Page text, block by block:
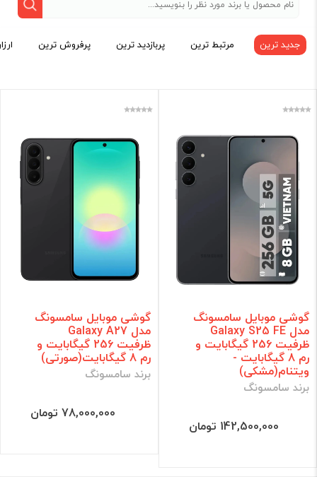
دسته بندی
کارت حافظه 💾
جاسویچی 🔑
شارژر 🔌
هدست🎧
ساعت هوشمند ⌚
گارد 📱
برند
فقط کالاهای موجود
جدید ترین مرتبط ترین پربازدید ترین پرفروش ترین
گوشی موبایل سامسونگ
مدل Galaxy S25 FE
ظرفیت 256 گیگابایت و
رم 8 گیگابایت -
ویتنام(مشکی)
برند سامسونگ
142,500,000 تومان
گوشی موبایل سامسونگ
مدل Galaxy A27
ظرفیت 256 گیگابایت و
رم 8 گیگابایت(صورتی)
برند سامسونگ
78,000,000 تومان